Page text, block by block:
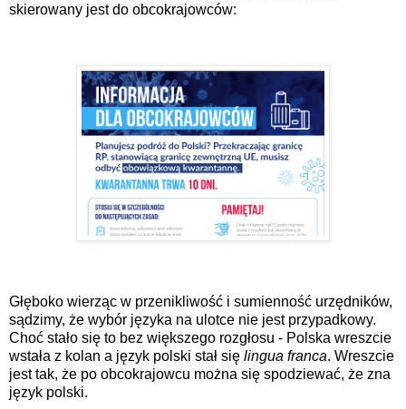
skierowany jest do obcokrajowców:
Głęboko wierząc w przenikliwość i sumienność urzędników,
sądzimy, że wybór języka na ulotce nie jest przypadkowy.
Choć stało się to bez większego rozgłosu - Polska wreszcie
wstała z kolan a język polski stał się lingua franca. Wreszcie
jest tak, że po obcokrajowcu można się spodziewać, że zna
język polski.